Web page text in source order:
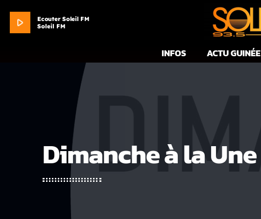
play_arrow
Ecouter Soleil FM
Soleil FM
INFOS ACTU GUINÉE
Dimanche à la Une